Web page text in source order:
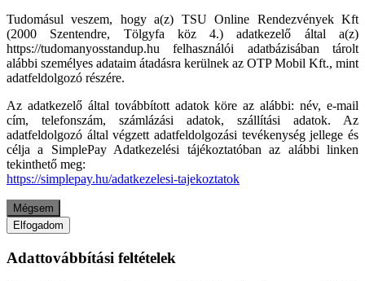
Tudomásul veszem, hogy a(z) TSU Online Rendezvények Kft
(2000 Szentendre, Tölgyfa köz 4.) adatkezelő által a(z)
https://tudomanyosstandup.hu felhasználói adatbázisában tárolt
alábbi személyes adataim átadásra kerülnek az OTP Mobil Kft., mint
adatfeldolgozó részére.
Az adatkezelő által továbbított adatok köre az alábbi: név, e-mail
cím, telefonszám, számlázási adatok, szállítási adatok. Az
adatfeldolgozó által végzett adatfeldolgozási tevékenység jellege és
célja a SimplePay Adatkezelési tájékoztatóban az alábbi linken
tekinthető meg:
https://simplepay.hu/adatkezelesi-tajekoztatok
Mégsem
Elfogadom
Adattovábbítási feltételek